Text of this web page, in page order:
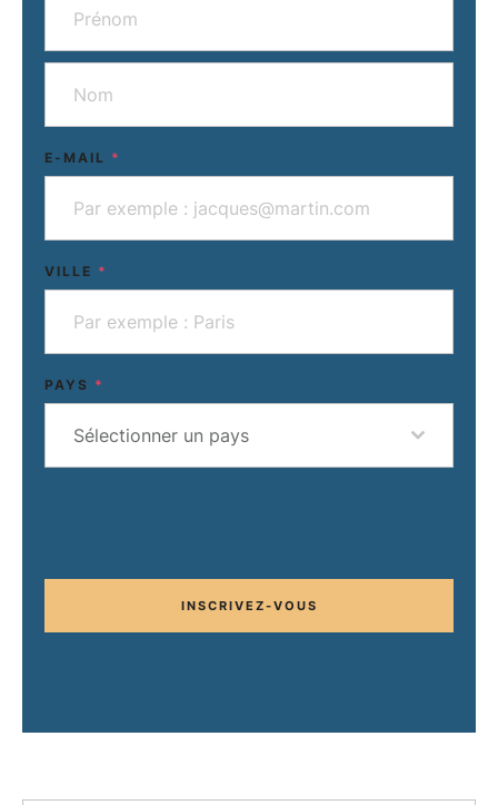
E-MAIL *
VILLE *
PAYS *
Sélectionner un pays
INSCRIVEZ-VOUS